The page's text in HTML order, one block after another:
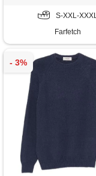
S-XXL-XXXL
Farfetch